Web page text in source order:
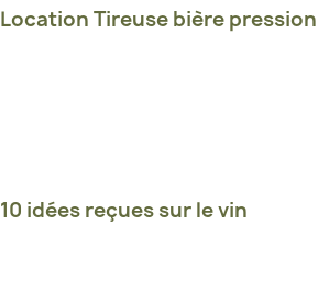
Location Tireuse bière pression
10 idées reçues sur le vin